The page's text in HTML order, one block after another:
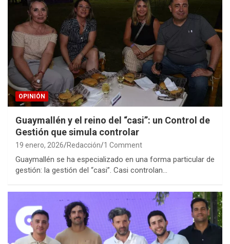
OPINIÓN
Guaymallén y el reino del “casi”: un Control de
Gestión que simula controlar
19 enero, 2026 Redacción 1 Comment
Guaymallén se ha especializado en una forma particular de
gestión: la gestión del “casi”. Casi controlan…